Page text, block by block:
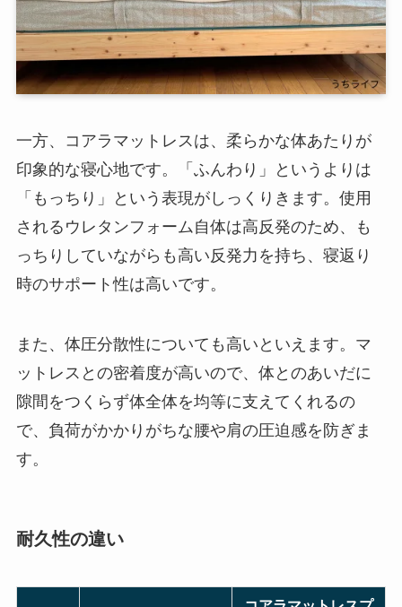
一方、コアラマットレスは、柔らかな体あたりが
印象的な寝心地です。「ふんわり」というよりは
「もっちり」という表現がしっくりきます。使用
されるウレタンフォーム自体は高反発のため、も
っちりしていながらも高い反発力を持ち、寝返り
時のサポート性は高いです。
また、体圧分散性についても高いといえます。マ
ットレスとの密着度が高いので、体とのあいだに
隙間をつくらず体全体を均等に支えてくれるの
で、負荷がかかりがちな腰や肩の圧迫感を防ぎま
す。
耐久性の違い